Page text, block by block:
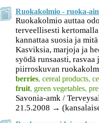
Ruokakolmio - ruoka-
Ruokakolmio auttaa
terveellisesti
kannattaa suosia ja
Kasviksia, marjoja ja
syödä runsaasti,
piirroskuvan
berries, cereal products,
fruit, green vegetables,
Savonia-amk /
21.5.2008 →